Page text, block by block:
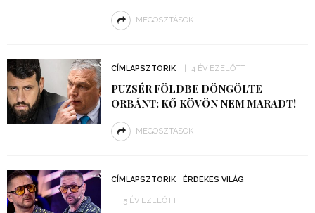
MEGOSZTÁSOK
CÍMLAPSZTORIK 4 ÉV EZELŐTT
PUZSÉR FÖLDBE DÖNGÖLTE
ORBÁNT: KŐ KÖVÖN NEM MARADT!
MEGOSZTÁSOK
CÍMLAPSZTORIK ÉRDEKES VILÁG
5 ÉV EZELŐTT